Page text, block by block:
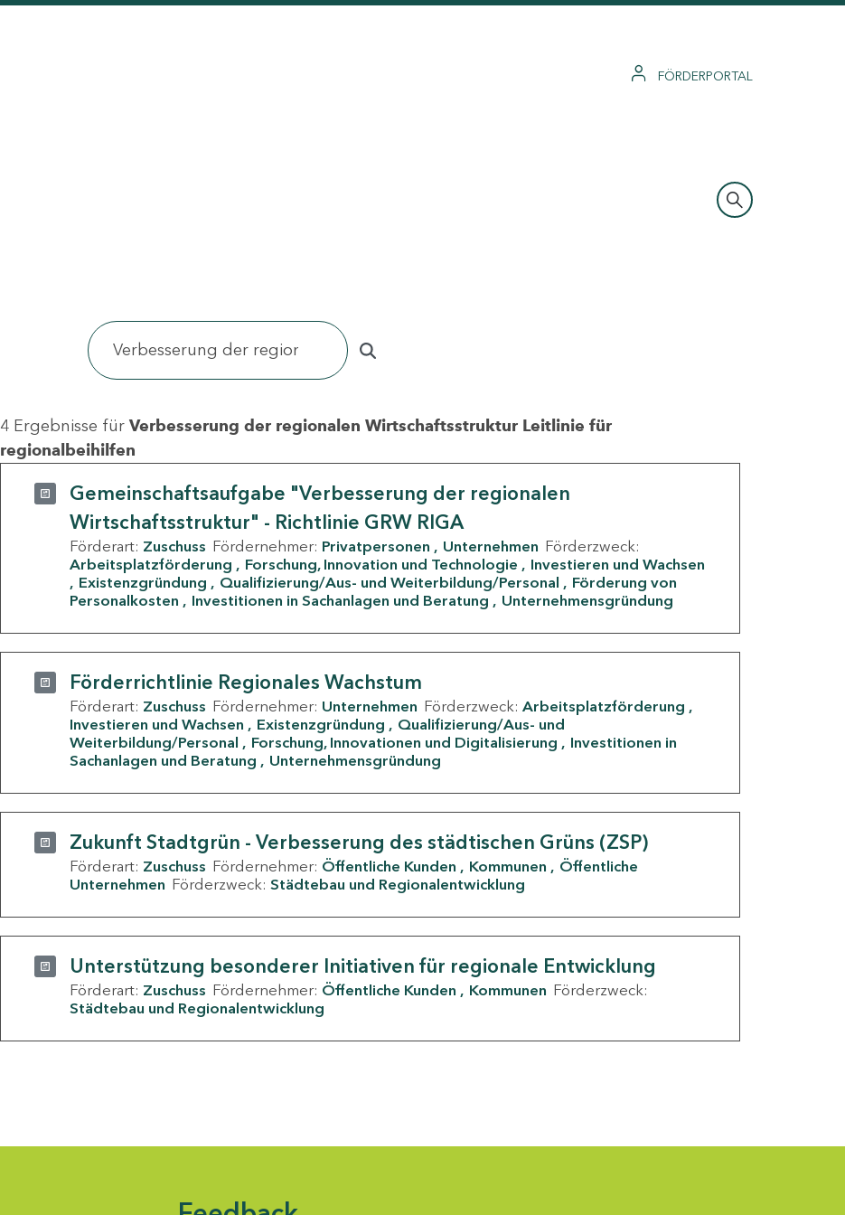
FÖRDERPORTAL
4 Ergebnisse für Verbesserung der regionalen Wirtschaftsstruktur Leitlinie für
regionalbeihilfen
Gemeinschaftsaufgabe "Verbesserung der regionalen
Wirtschaftsstruktur" - Richtlinie GRW RIGA
Förderart: Zuschuss Fördernehmer: Privatpersonen Unternehmen Förderzweck:
Arbeitsplatzförderung
Forschung, Innovation und Technologie
Investieren und Wachsen
Existenzgründung
Qualifizierung/Aus- und Weiterbildung/Personal
Förderung von
Personalkosten
Investitionen in Sachanlagen und Beratung Unternehmensgründung
Förderrichtlinie Regionales Wachstum
Förderart: Zuschuss Fördernehmer: Unternehmen Förderzweck: Arbeitsplatzförderung
Investieren und Wachsen
Existenzgründung
Qualifizierung/Aus- und
Weiterbildung/Personal
Forschung, Innovationen und Digitalisierung
Investitionen in
Sachanlagen und Beratung
Unternehmensgründung
Zukunft Stadtgrün - Verbesserung des städtischen Grüns (ZSP)
Förderart: Zuschuss Fördernehmer: Öffentliche Kunden Kommunen
Öffentliche
Unternehmen Förderzweck: Städtebau und Regionalentwicklung
Unterstützung besonderer Initiativen für regionale Entwicklung
Förderart: Zuschuss Fördernehmer: Öffentliche Kunden Kommunen Förderzweck:
Städtebau und Regionalentwicklung